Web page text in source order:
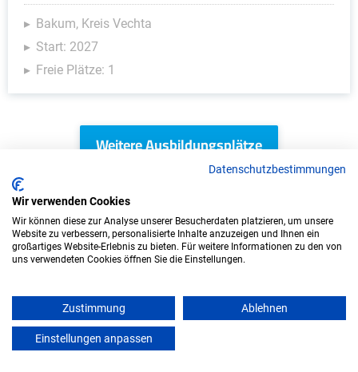
Bakum, Kreis Vechta
Start: 2027
Freie Plätze: 1
Weitere Ausbildungsplätze
IT/Computer - Ausbildungsplätze
Datenschutzbestimmungen
Wir verwenden Cookies
Wir können diese zur Analyse unserer Besucherdaten platzieren, um unsere
Website zu verbessern, personalisierte Inhalte anzuzeigen und Ihnen ein
großartiges Website-Erlebnis zu bieten. Für weitere Informationen zu den von
uns verwendeten Cookies öffnen Sie die Einstellungen.
Zustimmung Ablehnen
Einstellungen anpassen